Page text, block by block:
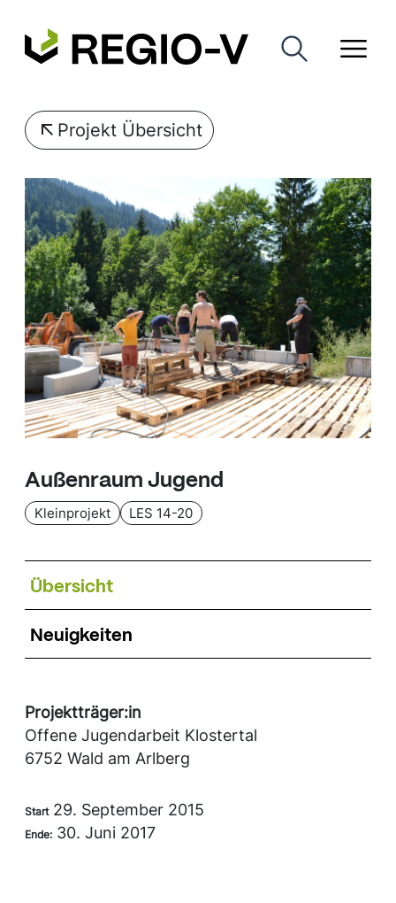
Projekt Übersicht
Außenraum Jugend
Kleinprojekt LES 14-20
Übersicht
Neuigkeiten
Projektträger:in
Offene Jugendarbeit Klostertal
6752 Wald am Arlberg
Start29. September 2015
Ende: 30. Juni 2017